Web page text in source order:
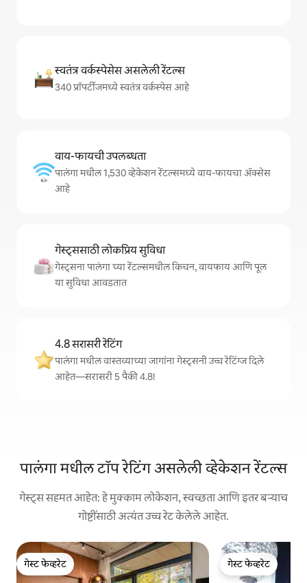
स्वतंत्र वर्कस्पेसेस असलेली रेंटल्स
340 प्रॉपर्टीजमध्ये स्वतंत्र वर्कस्पेस आहे
वाय-फायची उपलब्धता
पालंगा मधील 1,530 व्हेकेशन रेंटल्समध्ये वाय-फायचा अ‍ॅक्सेस
आहे
गेस्ट्ससाठी लोकप्रिय सुविधा
गेस्ट्सना पालंगा च्या रेंटल्समधील किचन, वायफाय आणि पूल
या सुविधा आवडतात
4.8 सरासरी रेटिंग
पालंगा मधील वास्तव्याच्या जागांना गेस्ट्सनी उच्च रेटिंग्ज दिले
आहेत—सरासरी 5 पैकी 4.8!
पालंगा मधील टॉप रेटिंग असलेली व्हेकेशन रेंटल्स
गेस्ट्स सहमत आहेत: हे मुक्काम लोकेशन, स्वच्छता आणि इतर बऱ्याच
गोष्टींसाठी अत्यंत उच्च रेट केलेले आहेत.
गेस्ट फेव्हरेट
गेस्ट फेव्हरेट
गेस्ट फेव्हरेट
गेस्ट फेव्हरेट